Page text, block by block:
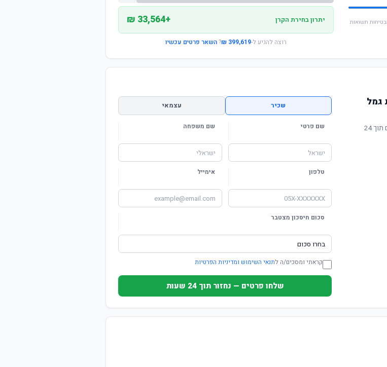
תשואות עבר אינן מבטיחות תשואות
יתרון בחירת הקרן +33,564 ₪
רוצה להגיע ל-399,619 ₪
?השאר פרטים עכשיו
גמל
תשואה מוכחת, דמי ניהול תחרותיים ושירות מקצועי. נחזור אליכם תוך 24
שכיר עצמאי
שם פרטי שם משפחה
טלפון אימייל
סכום חיסכון מצטבר
קראתי ומסכים/ה לתנאי השימוש ומדיניות הפרטיות
שלחו פרטים — נחזור תוך 24 שעות